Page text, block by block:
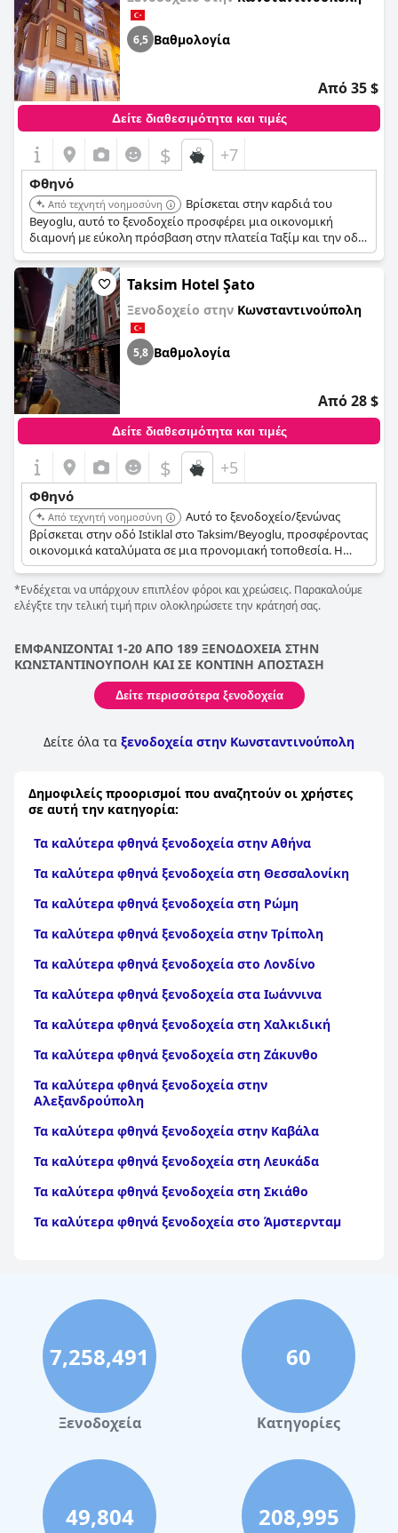
6,5 Βαθμολογία
Από 35 $
Δείτε διαθεσιμότητα και τιμές
$ +7
Φθηνό
Από τεχνητή νοημοσύνη
Βρίσκεται στην καρδιά του
Beyoglu, αυτό το ξενοδοχείο προσφέρει μια οικονομική
διαμονή με εύκολη πρόσβαση στην πλατεία Ταξίμ και την οδό
Ιστικλάλ. Είναι κατάλληλο για ταξιδιώτες που αναζητούν μια
κεντρική και οικονομική επιλογή.
Taksim Hotel Şato
Ξενοδοχείο στην Κωνσταντινούπολη
5,8 Βαθμολογία
Από 28 $
Δείτε διαθεσιμότητα και τιμές
$ +5
Φθηνό
Από τεχνητή νοημοσύνη
Αυτό το ξενοδοχείο/ξενώνας
βρίσκεται στην οδό Istiklal στο Taksim/Beyoglu, προσφέροντας
οικονομικά καταλύματα σε μια προνομιακή τοποθεσία. Η
εγγύτητά του σε καταστήματα, εστιατόρια και δημόσιες
συγκοινωνίες το καθιστά μια πρακτική επιλογή για
ταξιδιώτες με περιορισμένο προϋπολογισμό.
*Ενδέχεται να υπάρχουν επιπλέον φόροι και χρεώσεις. Παρακαλούμε
ελέγξτε την τελική τιμή πριν ολοκληρώσετε την κράτησή σας.
ΕΜΦΑΝΙΖΟΝΤΑΙ 1-20 ΑΠΟ 189 ΞΕΝΟΔΟΧΕΙΑ ΣΤΗΝ
ΚΩΝΣΤΑΝΤΙΝΟΥΠΟΛΗ ΚΑΙ ΣΕ ΚΟΝΤΙΝΗ ΑΠΟΣΤΑΣΗ
Δείτε περισσότερα ξενοδοχεία
Δείτε όλα τα ξενοδοχεία στην Κωνσταντινούπολη
Δημοφιλείς προορισμοί που αναζητούν οι χρήστες
σε αυτή την κατηγορία:
Τα καλύτερα φθηνά ξενοδοχεία στην Αθήνα
Τα καλύτερα φθηνά ξενοδοχεία στη Θεσσαλονίκη
Τα καλύτερα φθηνά ξενοδοχεία στη Ρώμη
Τα καλύτερα φθηνά ξενοδοχεία στην Τρίπολη
Τα καλύτερα φθηνά ξενοδοχεία στο Λονδίνο
Τα καλύτερα φθηνά ξενοδοχεία στα Ιωάννινα
Τα καλύτερα φθηνά ξενοδοχεία στη Χαλκιδική
Τα καλύτερα φθηνά ξενοδοχεία στη Ζάκυνθο
Τα καλύτερα φθηνά ξενοδοχεία στην
Αλεξανδρούπολη
Τα καλύτερα φθηνά ξενοδοχεία στην Καβάλα
Τα καλύτερα φθηνά ξενοδοχεία στη Λευκάδα
Τα καλύτερα φθηνά ξενοδοχεία στη Σκιάθο
Τα καλύτερα φθηνά ξενοδοχεία στο Άμστερνταμ
Τα καλύτερα φθηνά ξενοδοχεία στη Βαρκελώνη
Τα καλύτερα φθηνά ξενοδοχεία στη Σαντορίνη
Τα καλύτερα φθηνά ξενοδοχεία στη Σόφια
Τα καλύτερα φθηνά ξενοδοχεία στην Κέρκυρα
Τα καλύτερα φθηνά ξενοδοχεία στη Ρόδο
Τα καλύτερα φθηνά ξενοδοχεία στο Μιλάνο
Τα καλύτερα φθηνά ξενοδοχεία στην Τήνο
Τα καλύτερα φθηνά ξενοδοχεία στην Ίο
7,258,491
Ξενοδοχεία
60
Κατηγορίες
49,804 208,995